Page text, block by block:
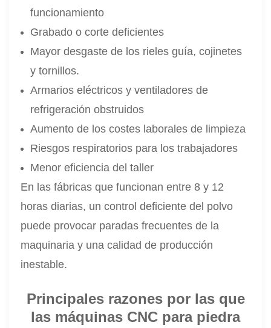
funcionamiento
Grabado o corte deficientes
Mayor desgaste de los rieles guía, cojinetes
y tornillos.
Armarios eléctricos y ventiladores de
refrigeración obstruidos
Aumento de los costes laborales de limpieza
Riesgos respiratorios para los trabajadores
Menor eficiencia del taller
En las fábricas que funcionan entre 8 y 12
horas diarias, un control deficiente del polvo
puede provocar paradas frecuentes de la
maquinaria y una calidad de producción
inestable.
Principales razones por las que
las máquinas CNC para piedra